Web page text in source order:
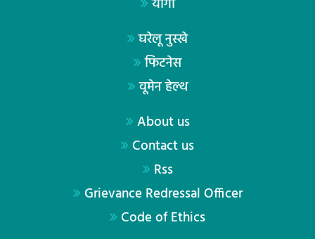
घरेलू नुस्खे
फिटनेस
वूमेन हेल्थ
About us
Contact us
Rss
Grievance Redressal Officer
Code of Ethics